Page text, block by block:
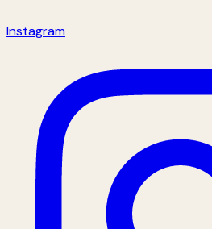
Instagram